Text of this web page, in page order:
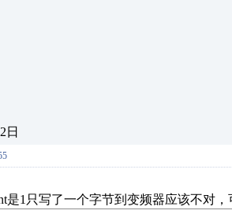
日
是1只写了一个字节到变频器应该不对